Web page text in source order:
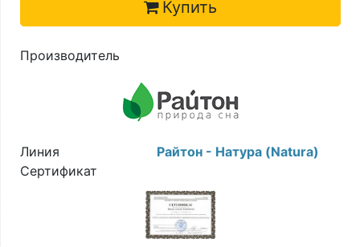
Купить
Производитель
Линия
Райтон - Натура (Natura)
Сертификат